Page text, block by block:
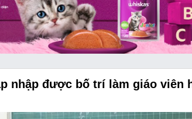
dự sự kiện kỷ niệm 10 năm